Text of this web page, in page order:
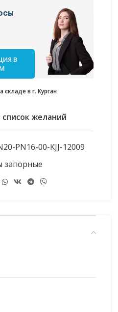
В
в г. Курган
список желаний
PN16-00-KJJ-12009
запорные